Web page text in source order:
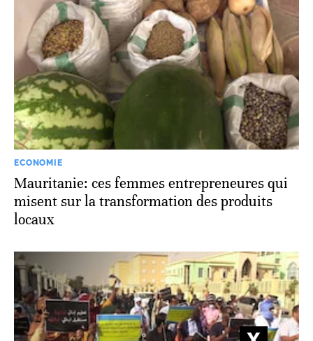
ECONOMIE
Mauritanie: ces femmes entrepreneures qui
misent sur la transformation des produits
locaux